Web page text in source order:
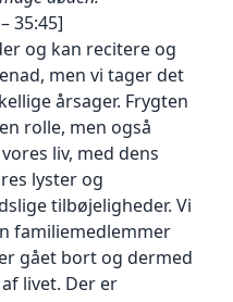
35:45]
og kan recitere og
men vi tager det
årsager. Frygten
rolle, men også
liv, med dens
lyster og
tilbøjeligheder. Vi
familiemedlemmer
gået bort og dermed
livet. Der er
Når vi har
en
samt om
reklamationsret. Vi
for din bestilling, når
inkl.
uden for EU
du bruger
netværkslokation,
Desuden
når du
og
generere brugbar
dine spørgsmål
på baggrund af de
via din brug af
accept til
beskrevet på denne
finder en oversigt
anvender
og servicere
du desuden nemt
for at websitet kan